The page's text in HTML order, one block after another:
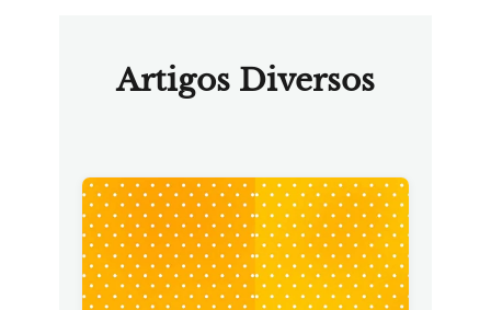
Artigos Diversos